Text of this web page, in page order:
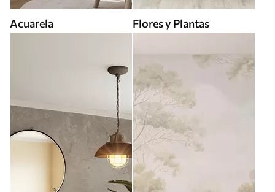
Acuarela Flores y Plantas